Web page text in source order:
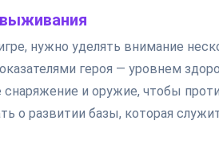
нужно уделять внимание
героя — уровнем
снаряжение и оружие, чтобы
о развитии базы, которая